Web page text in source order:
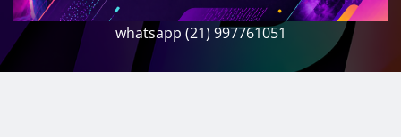
whatsapp (21) 997761051